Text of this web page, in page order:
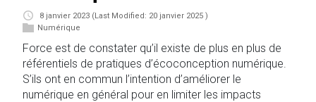
8 janvier 2023 (Last Modified: 20 janvier 2025 )
Numérique
Force est de constater qu’il existe de plus en plus de
référentiels de pratiques d’écoconception numérique.
S’ils ont en commun l’intention d’améliorer le
numérique en général pour en limiter les impacts